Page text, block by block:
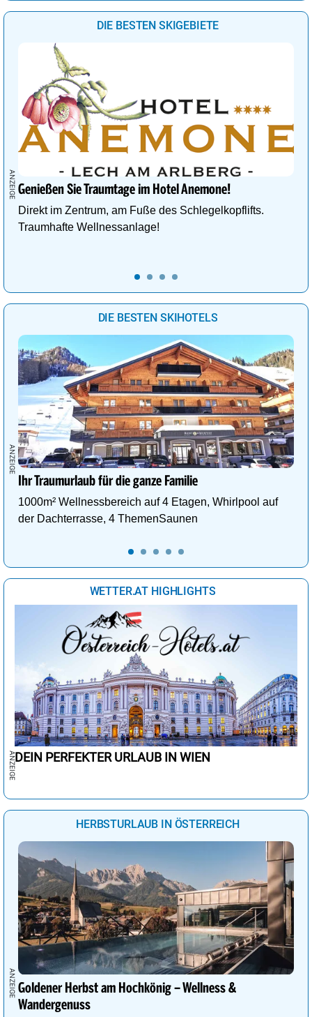
DIE BESTEN SKIGEBIETE
Genießen Sie Traumtage im Hotel Anemone!
Direkt im Zentrum, am Fuße des Schlegelkopflifts.
Traumhafte Wellnessanlage!
DIE BESTEN SKIHOTELS
Ihr Traumurlaub für die ganze Familie
1000m² Wellnessbereich auf 4 Etagen, Whirlpool auf
der Dachterrasse, 4 ThemenSaunen
WETTER.AT HIGHLIGHTS
DEIN PERFEKTER URLAUB IN WIEN
HERBSTURLAUB IN ÖSTERREICH
Goldener Herbst am Hochkönig – Wellness &
Wandergenuss